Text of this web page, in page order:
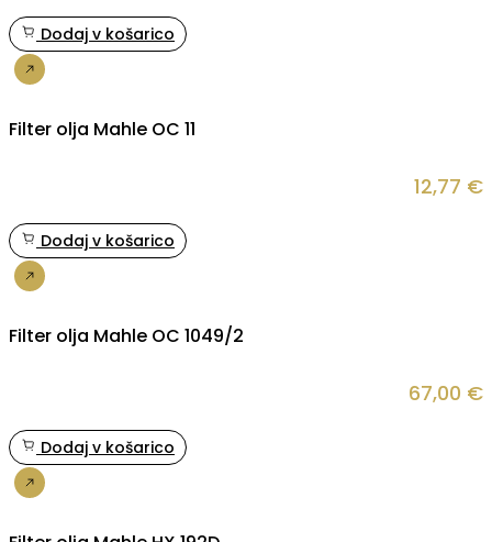
Dodaj v košarico
Filter olja Mahle OC 11
12,77 €
Dodaj v košarico
Filter olja Mahle OC 1049/2
67,00 €
Dodaj v košarico